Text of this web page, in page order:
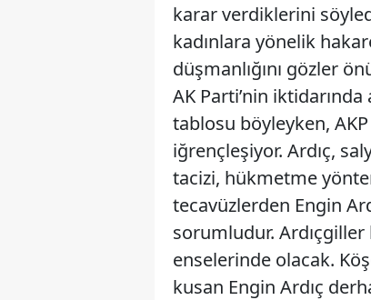
karar verdiklerini
kadınlara yönelik
düşmanlığını gözler
AK Parti’nin iktidarında
tablosu böyleyken,
iğrençleşiyor. Ardıç,
tacizi, hükmetme
tecavüzlerden Engin
sorumludur.
enselerinde olacak.
kusan Engin Ardıç